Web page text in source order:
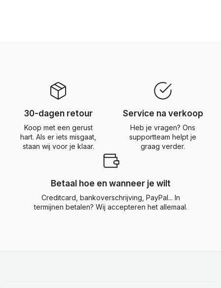
30-dagen retour
Koop met een gerust
hart. Als er iets misgaat,
staan wij voor je klaar.
Service na verkoop
Heb je vragen? Ons
supportteam helpt je
graag verder.
Betaal hoe en wanneer je wilt
Creditcard, bankoverschrijving, PayPal... In
termijnen betalen? Wij accepteren het allemaal.